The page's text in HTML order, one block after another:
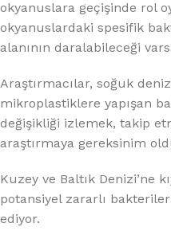
okyanuslara geçişinde rol
okyanuslardaki spesifik
alanının daralabileceği
Araştırmacılar, soğuk
mikroplastiklere yapışan
değişikliği izlemek, takip
araştırmaya gereksinim
Kuzey ve Baltık Denizi’ne
potansiyel zararlı
ediyor.